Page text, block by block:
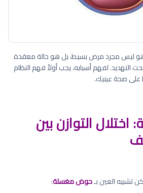
هو ليس مجرد مرض بسيط، بل هو حالة معقدة
التهديد. لفهم أسبابه، يجب أولاً فهم النظام
على صحة عينيك.
اختلال التوازن بين
تشبيه العين بـحوض مغسلة: